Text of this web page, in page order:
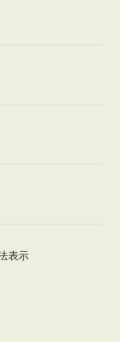
ますので、必ずご確認下
表示